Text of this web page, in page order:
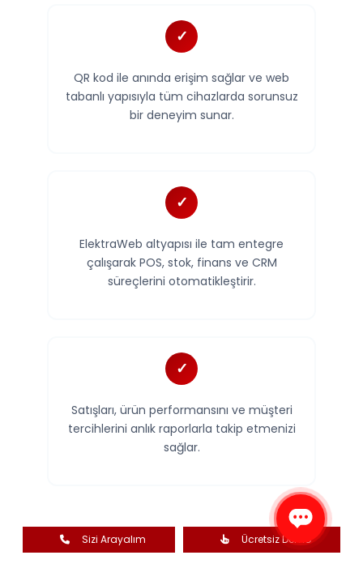
QR kod ile anında erişim sağlar ve web
tabanlı yapısıyla tüm cihazlarda sorunsuz
bir deneyim sunar.
ElektraWeb altyapısı ile tam entegre
çalışarak POS, stok, finans ve CRM
süreçlerini otomatikleştirir.
Satışları, ürün performansını ve müşteri
tercihlerini anlık raporlarla takip etmenizi
sağlar.
Sizi Arayalım Ücretsiz Demo